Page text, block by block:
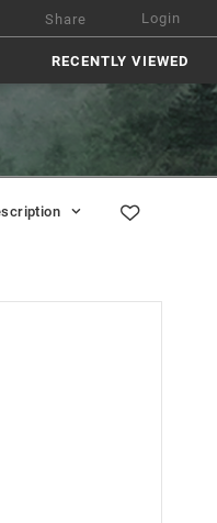
Share Login
RECENTLY VIEWED